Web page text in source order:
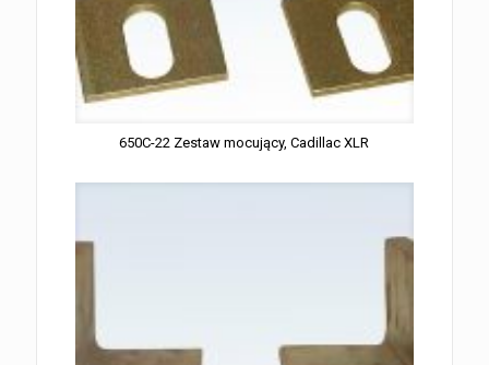
650C-22 Zestaw mocujący, Cadillac XLR